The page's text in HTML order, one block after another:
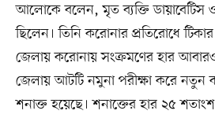
আলোকে বলেন, মৃত ব্যক্তি ডায়াবেটিস
ছিলেন। তিনি করোনার প্রতিরোধে
জেলায় করোনায় সংক্রমণের হার
জেলায় আটটি নমুনা পরীক্ষা করে
শনাক্ত হয়েছে। শনাক্তের হার ২৫